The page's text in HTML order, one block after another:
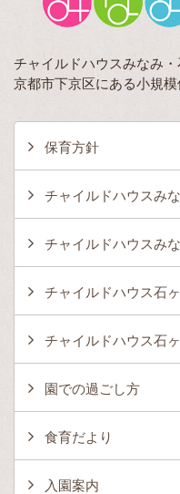
チャイルドハウスみなみ・
京都市下京区にある小規模
保育方針
チャイルドハウスみ
チャイルドハウスみ
チャイルドハウス石
チャイルドハウス石
園での過ごし方
食育だより
入園案内